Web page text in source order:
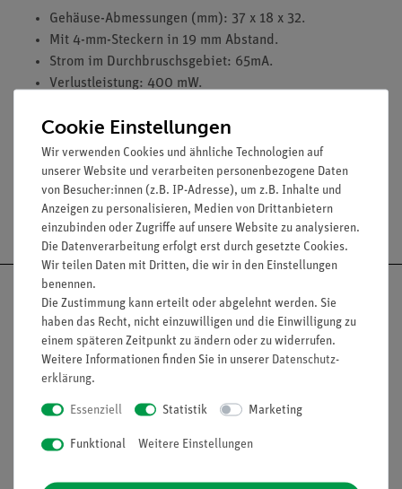
Gehäuse-Abmessungen (mm): 37 x 18 x 32.
Mit 4-mm-Steckern in 19 mm Abstand.
Strom im Durchbruschsgebiet: 65mA.
Verlustleistung: 400 mW.
Ohm.
Versandkostenfrei ab 300,- €
Nach oben
Informationen
Cookie Einstellungen
Wir verwenden Cookies und ähnliche Technologien auf
unserer Website und verarbeiten personenbezogene Daten
von Besucher:innen (z.B. IP-Adresse), um z.B. Inhalte und
Anzeigen zu personalisieren, Medien von Drittanbietern
einzubinden oder Zugriffe auf unsere Website zu analysieren.
Die Datenverarbeitung erfolgt erst durch gesetzte Cookies.
Wir teilen Daten mit Dritten, die wir in den Einstellungen
benennen.
Die Zustimmung kann erteilt oder abgelehnt werden. Sie
haben das Recht, nicht einzuwilligen und die Einwilligung zu
einem späteren Zeitpunkt zu ändern oder zu widerrufen.
Weitere Informationen finden Sie in unserer Daten­schutz­
erklärung.
Essenziell Statistik Marketing
Funktional Weitere Einstellungen